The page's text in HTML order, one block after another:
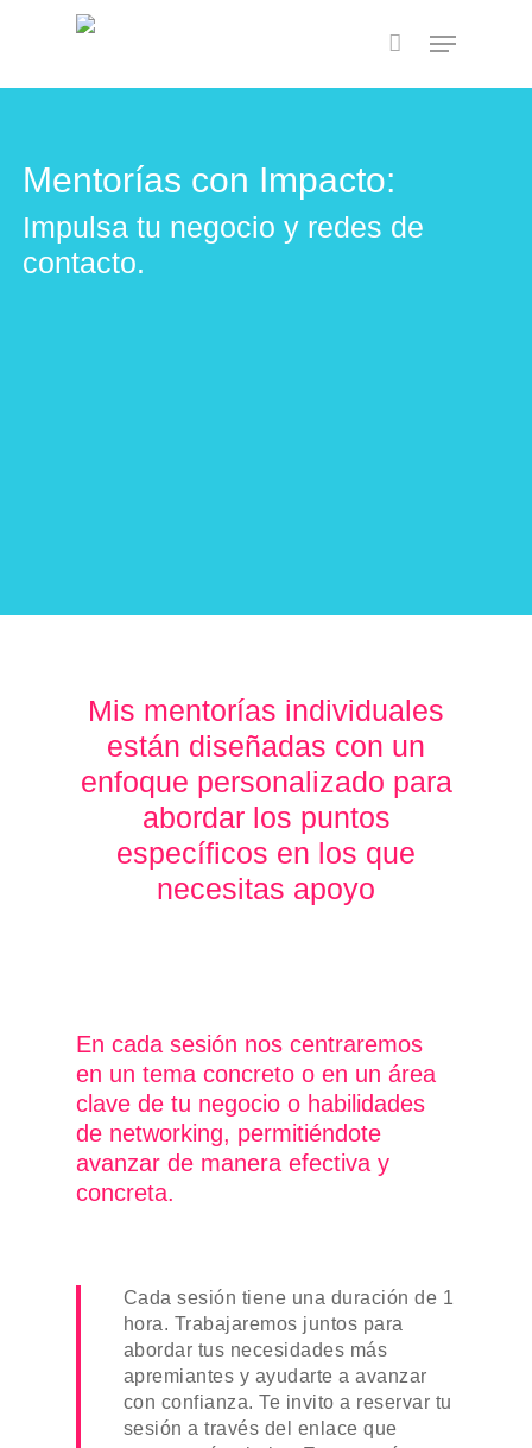
content
Menu
Mentorías con Impacto:
Impulsa tu negocio y redes de
contacto.
Mis mentorías individuales
están diseñadas con un
enfoque personalizado para
abordar los puntos
específicos en los que
necesitas apoyo
En cada sesión nos centraremos
en un tema concreto o en un área
clave de tu negocio o habilidades
de networking, permitiéndote
avanzar de manera efectiva y
concreta.
Cada sesión tiene una duración de 1
hora. Trabajaremos juntos para
abordar tus necesidades más
apremiantes y ayudarte a avanzar
con confianza. Te invito a reservar tu
sesión a través del enlace que